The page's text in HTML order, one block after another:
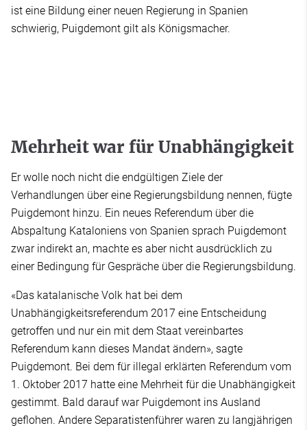
ist eine Bildung einer neuen Regierung in Spanien
schwierig, Puigdemont gilt als Königsmacher.
Mehrheit war für Unabhängigkeit
Er wolle noch nicht die endgültigen Ziele der
Verhandlungen über eine Regierungsbildung nennen, fügte
Puigdemont hinzu. Ein neues Referendum über die
Abspaltung Kataloniens von Spanien sprach Puigdemont
zwar indirekt an, machte es aber nicht ausdrücklich zu
einer Bedingung für Gespräche über die Regierungsbildung.
«Das katalanische Volk hat bei dem
Unabhängigkeitsreferendum 2017 eine Entscheidung
getroffen und nur ein mit dem Staat vereinbartes
Referendum kann dieses Mandat ändern», sagte
Puigdemont. Bei dem für illegal erklärten Referendum vom
1. Oktober 2017 hatte eine Mehrheit für die Unabhängigkeit
gestimmt. Bald darauf war Puigdemont ins Ausland
geflohen. Andere Separatistenführer waren zu langjährigen